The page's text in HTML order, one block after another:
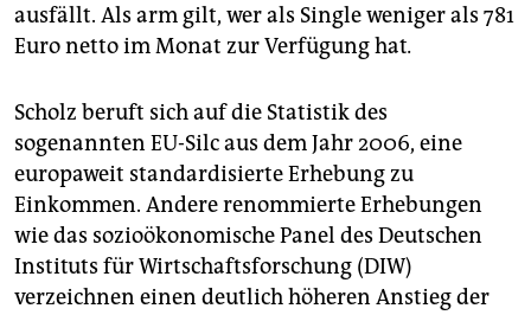
ausfällt. Als arm gilt, wer als Single weniger als 781
Euro netto im Monat zur Verfügung hat.
Scholz beruft sich auf die Statistik des
sogenannten EU-Silc aus dem Jahr 2006, eine
europaweit standardisierte Erhebung zu
Einkommen. Andere renommierte Erhebungen
wie das sozioökonomische Panel des Deutschen
Instituts für Wirtschaftsforschung (DIW)
verzeichnen einen deutlich höheren Anstieg der